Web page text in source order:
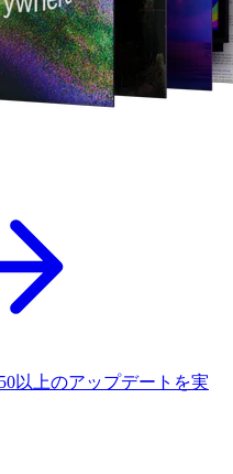
以上のアップデートを実